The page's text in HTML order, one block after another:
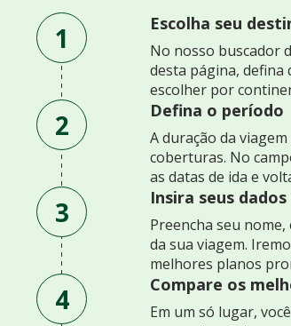
1 Escolha seu
No nosso buscador
desta página, defina
escolher por
2 Defina o período
A duração da
coberturas. No
as datas de ida e
3 Insira seus dados
Preencha seu
da sua viagem.
melhores planos
4 Compare os
Em um só lugar,